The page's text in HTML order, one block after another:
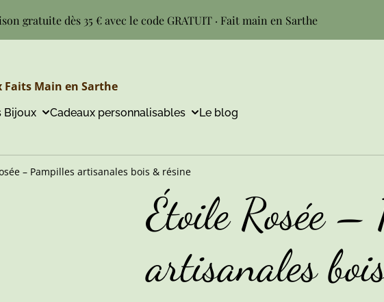
gratuite dès 35 € avec le code GRATUIT · Fait main en Sarthe
Faits Main en Sarthe
Bijoux Cadeaux personnalisables Le blog
– Pampilles artisanales bois & résine
Étoile Rosée –
artisanales